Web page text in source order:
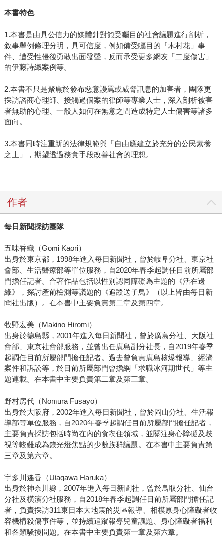
本書特色
1.本書是由具公信力的媒體針對飽受矚目的社會議題進行剖析，
敘事舉例條理分明，具可信度，例如備受矚目的「木村花」事
件、遭受性侵後勇敢出面發聲，反而承受更多網友「二度傷害」
的伊藤詩織案例等。
2.本書不只是聚焦於發布惡意謾罵或威脅訊息的加害者，團隊更
採訪諮商心理師、接觸過個案的律師等專業人士，深入剖析被害
者無助的心理、一般人如何在無意之間造成特定人士傷害等諸多
面向。
3.本書同時注重新的法律規範與「自由應建立於充分的公民素養
之上」，期望透過務實手段改善社會的理想。
作者
每日新聞採訪團隊
五味香織（Gomi Kaori）
出身於東京都，1998年進入每日新聞社，曾於岐阜分社、東京社
會部、生活醫療部等單位服務，自2020年春季起調任目前所屬部
門擔任記者。合著作品包括以性別認同障礙為主題的《活在邊
緣》，探討產前檢測等議題的《追蹤送子鳥》（以上皆由每日新
聞社出版）。在本書中主要負責第二章及第四章。
牧野宏美（Makino Hiromi）
出身於德島縣，2001年進入每日新聞社，曾於廣島分社、大阪社
會部、東京社會部服務，並曾出任廣島副分社長，自2019年春季
起調任目前所屬部門擔任記者。過去曾負責廣島核爆報導、經濟
案件和訴訟等，於目前所屬部門曾擔綱「求職冰河期世代」等主
題連載。在本書中主要負責第二章及第三章。
野村房代（Nomura Fusayo）
出身於大阪府，2002年進入每日新聞社，曾於岡山分社、生活報
導部等單位服務，自2020年春季起調任目前所屬部門擔任記者，
主要負責採訪包括時尚在內的食衣住領域，並關注身心障礙及歧
視等較難成為鎂光燈焦點的少數族群議題。在本書中主要負責第
三章及第六章。
宇多川遙香（Utagawa Haruka）
出身於神奈川縣，2007年進入每日新聞社，曾於鳥取分社、仙台
分社及橫濱分社服務，自2018年春季起調任目前所屬部門擔任記
者，負責採訪311東日本大地震的災區報導、相模原身心障礙者收
容機構殺傷事件等，並持續追蹤報導兒童議題、身心障礙者福利
和各類騷擾問題。在本書中主要負責第一章及第六章。